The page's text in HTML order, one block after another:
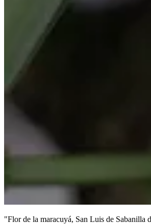
"Flor de la maracuyá, San Luis de Sabanilla